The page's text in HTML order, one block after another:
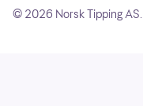
© 2026 Norsk Tipping AS.